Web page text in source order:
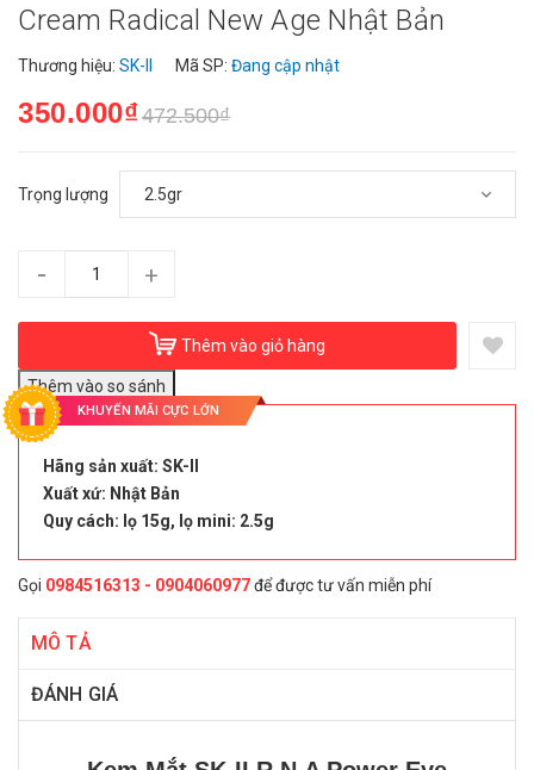
Cream Radical New Age Nhật Bản
Thương hiệu: SK-II Mã SP: Đang cập nhật
350.000₫472.500₫
Trọng lượng
- +
Thêm vào giỏ hàng
KHUYẾN MÃI CỰC LỚN
Hãng sản xuất: SK-II
Xuất xứ: Nhật Bản
Quy cách: lọ 15g, lọ mini: 2.5g
Gọi 0984516313 - 0904060977để được tư vấn miễn phí
MÔ TẢ
ĐÁNH GIÁ